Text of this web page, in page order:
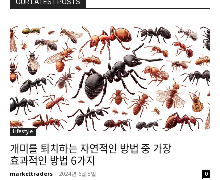
OUR LATEST POSTS
Lifestyle
개미를 퇴치하는 자연적인 방법 중 가장
효과적인 방법 6가지
markettraders - 2024년 6월 8일 0